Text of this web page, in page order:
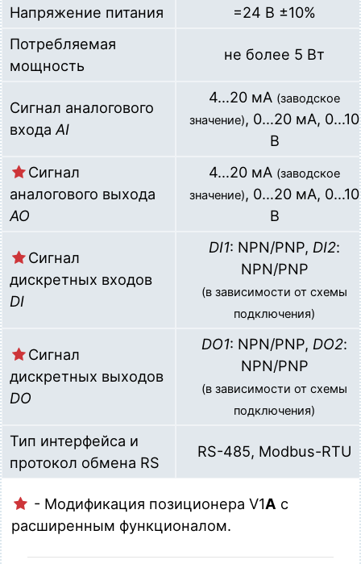
Напряжение питания
=24 В ±10%
Потребляемая
мощность
не более 5 Вт
Сигнал аналогового
входаAI
4…20 мА (заводское
значение), 0…20 мА, 0…10
В
Сигнал
аналогового выхода
AO
4…20 мА (заводское
значение), 0…20 мА, 0…10
В
Сигнал
дискретных входов
DI
DI1: NPN/PNP, DI2:
NPN/PNP
(в зависимости от схемы
подключения)
Сигнал
дискретных выходов
DO
DO1: NPN/PNP, DO2:
NPN/PNP
(в зависимости от схемы
подключения)
Тип интерфейса и
протокол обмена RS
RS-485, Modbus-RTU
- Модификация позиционера V1A с
расширенным функционалом.